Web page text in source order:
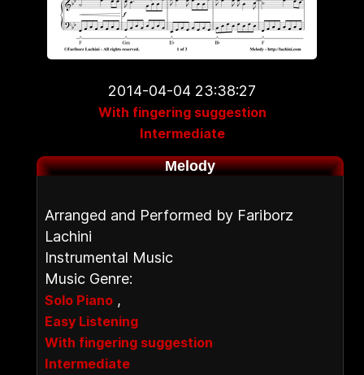
2014-04-04 23:38:27
With fingering suggestion
Intermediate
Melody
Arranged and Performed by Fariborz
Lachini
Instrumental Music
Music Genre:
Solo Piano ,
Easy Listening
With fingering suggestion
Intermediate